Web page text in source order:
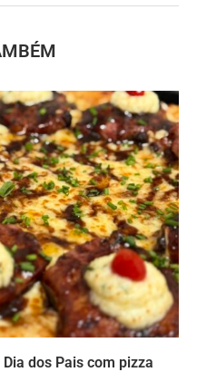
dos Pais com pizza